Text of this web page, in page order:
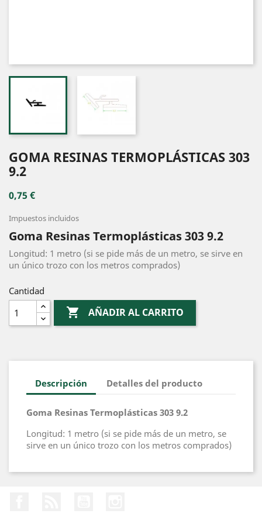
GOMA RESINAS TERMOPLÁSTICAS 303
9.2
0,75 €
Impuestos incluidos
Goma Resinas Termoplásticas 303 9.2
Longitud: 1 metro (si se pide más de un metro, se sirve en
un único trozo con los metros comprados)
Cantidad
 AÑADIR AL CARRITO
Descripción Detalles del producto
Goma Resinas Termoplásticas 303 9.2
Longitud: 1 metro (si se pide más de un metro, se
sirve en un único trozo con los metros comprados)